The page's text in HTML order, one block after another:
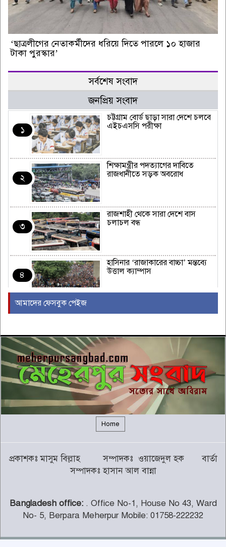
‘ছাত্রলীগের নেতাকর্মীদের ধরিয়ে দিতে পারলে ১০ হাজার
টাকা পুরস্কার’
সর্বশেষ সংবাদ
জনপ্রিয় সংবাদ
১
চট্টগ্রাম বোর্ড ছাড়া সারা দেশে চলবে
এইচএসসি পরীক্ষা
২
শিক্ষামন্ত্রীর পদত্যাগের দাবিতে
রাজধানীতে সড়ক অবরোধ
৩
রাজশাহী থেকে সারা দেশে বাস
চলাচল বন্ধ
৪
হাসিনার ‘রাজাকারের বাচ্চা’ মন্তব্যে
উত্তাল ক্যাম্পাস
৬
বন্যায় সাপের উপদ্রব বাড়ছে, চট্টগ্রামে
৭ দিনে কামড়ের শিকার ৯৩ জন
গালর্স কলেজে শিক্ষকতা করায় পদ
হারালেন কুষ্টিয়া জেলা জামায়াতের
সেক্রেটারি
চট্টগ্রামের পাঁচ জেলায় ভূমিধসের
সতর্কতা
৯
থামছে না পাহাড়ে বানভাসিদের কান্না
আমাদের ফেসবুক পেইজ
Home
প্রকাশকঃ মাসুম বিল্লাহ সম্পাদকঃ ওয়াজেদুল হক বার্তা
সম্পাদকঃ হাসান আল বান্না
Bangladesh office:. Office No-1, House No 43, Ward
No- 5, Berpara Meherpur Mobile: 01758-222232